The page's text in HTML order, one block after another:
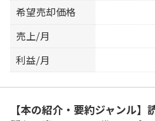
希望売却価格
売上/月
利益/月
【本の紹介・要約ジャンル